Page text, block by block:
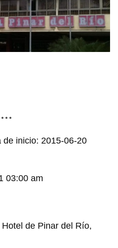
de inicio: 2015-06-20
03:00 am
de Pinar del Río,